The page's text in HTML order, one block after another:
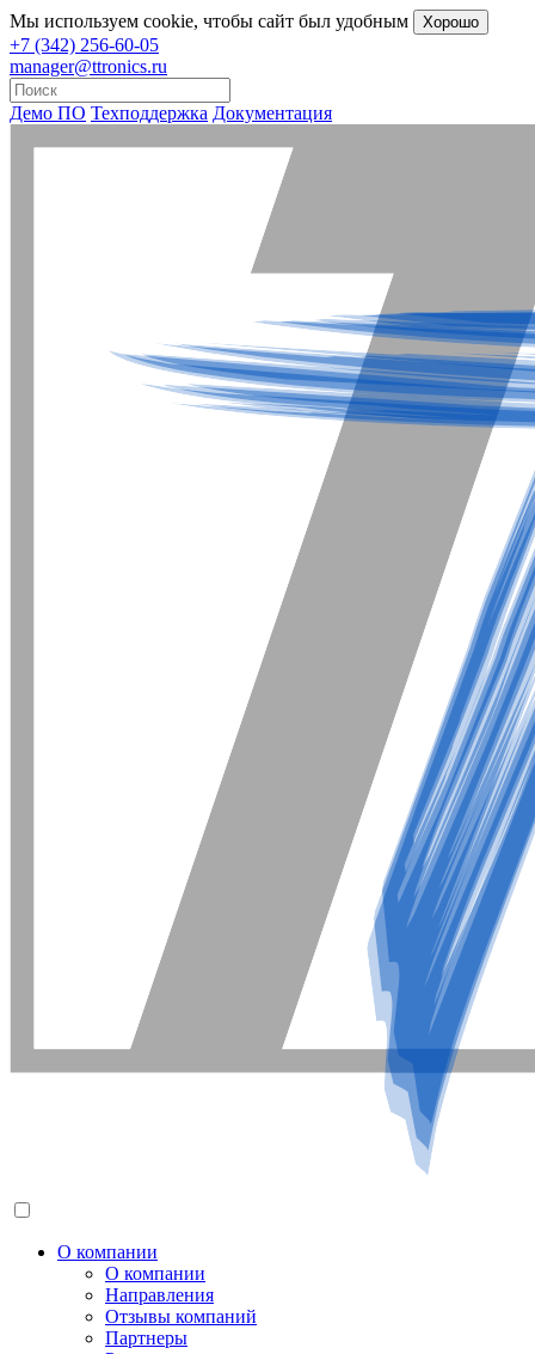
Мы используем cookie, чтобы сайт был удобным Хорошо
+7 (342) 256-60-05
manager@ttronics.ru
Демо ПО Техподдержка Документация
О компании
О компании
Направления
Отзывы компаний
Партнеры